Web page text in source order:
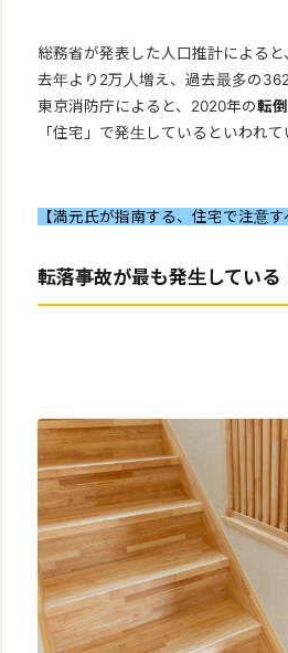
総務省が発表した人口推計による
去年より2万人増え、過去最多の
東京消防庁によると、2020年の転
「住宅」で発生しているといわれて
【満元氏が指南する、住宅で注意
転落事故が最も発生している